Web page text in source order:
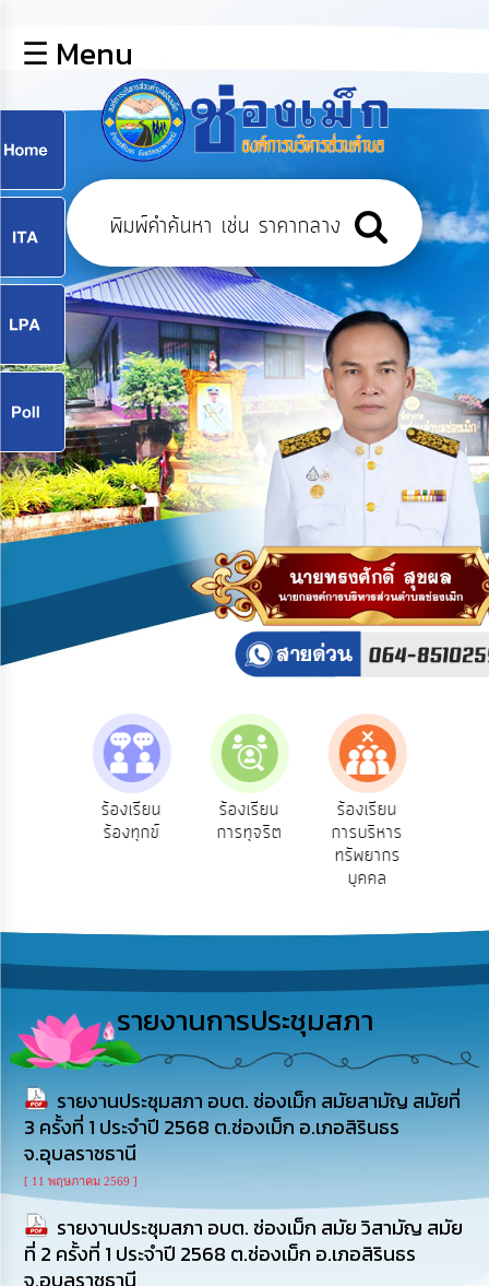
หลัก
ข้อมูล
พื้น
ฐาน
บุคลากร
แผน
ยุทธศาสตร์
ข่าวสาร
กิจการ
สภา
บริการ
ข้อมูล
เปิด
ข้อมูล
สาธารณะ
ความ
รู้
การ
ดำเนิน
งาน
การ
ให้
บริการ
แผนการ
ใช้
จ่าย
☰ Menu
ร้องเรียน
ร้องทุกข์
ร้องเรียน
การทุจริต
ร้องเรียน
การบริหาร
ทรัพยากร
บุคคล
รายงานการประชุมสภา
รายงานประชุมสภา อบต. ช่องเม็ก สมัยสามัญ สมัยที่
3 ครั้งที่ 1 ประจำปี 2568 ต.ช่องเม็ก อ.เภอสิรินธร
จ.อุบลราชธานี
[ 11 พฤษภาคม 2569 ]
รายงานประชุมสภา อบต. ช่องเม็ก สมัย วิสามัญ สมัย
ที่ 2 ครั้งที่ 1 ประจำปี 2568 ต.ช่องเม็ก อ.เภอสิรินธร